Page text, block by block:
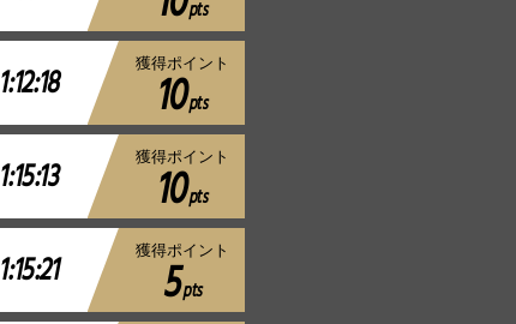
pts
1:12:18 獲得ポイント
10pts
1:15:13 獲得ポイント
10pts
1:15:21 獲得ポイント
5pts